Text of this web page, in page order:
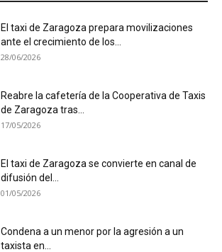
El taxi de Zaragoza prepara movilizaciones
ante el crecimiento de los...
28/06/2026
Reabre la cafetería de la Cooperativa de Taxis
de Zaragoza tras...
17/05/2026
El taxi de Zaragoza se convierte en canal de
difusión del...
01/05/2026
Condena a un menor por la agresión a un
taxista en...